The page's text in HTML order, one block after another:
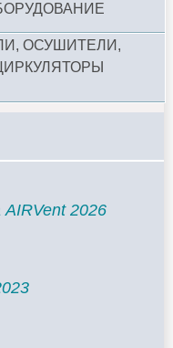
ОСУШИТЕЛИ,
2026